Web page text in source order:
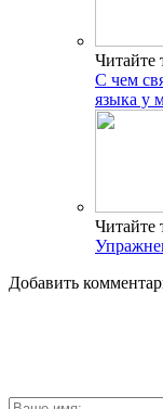
Читайте
С чем
языка у
Читайте
Добавить